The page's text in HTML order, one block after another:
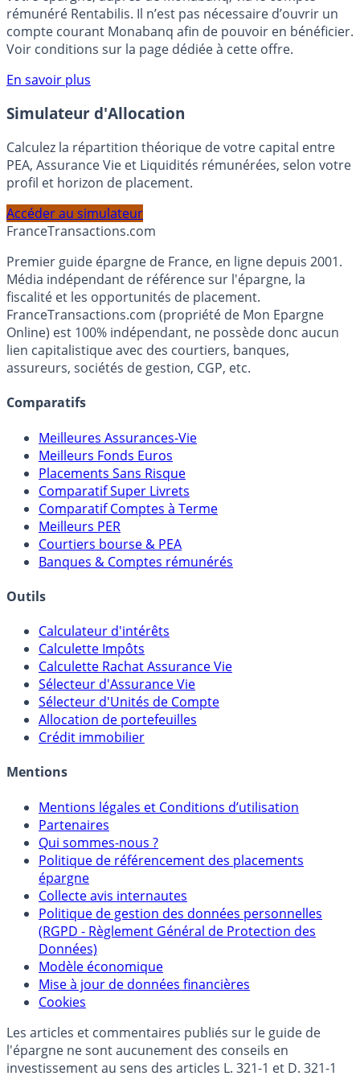
Bénéficiez de cette offre de placement sans risque pour
votre épargne, auprès de Monabanq, via le compte
rémunéré Rentabilis. Il n’est pas nécessaire d’ouvrir un
compte courant Monabanq afin de pouvoir en bénéficier.
Voir conditions sur la page dédiée à cette offre.
En savoir plus
Simulateur d'Allocation
Calculez la répartition théorique de votre capital entre
profil et horizon de placement.
FranceTransactions.com
Premier guide épargne de France, en ligne depuis 2001.
Média indépendant de référence sur l'épargne, la
fiscalité et les opportunités de placement.
FranceTransactions.com (propriété de Mon Epargne
Online) est 100% indépendant, ne possède donc aucun
assureurs, sociétés de gestion, CGP, etc.
Comparatifs
Meilleures Assurances-Vie
Meilleurs Fonds Euros
Placements Sans Risque
Comparatif Super Livrets
Comparatif Comptes à Terme
Meilleurs PER
Courtiers bourse & PEA
Banques & Comptes rémunérés
Outils
Calculateur d'intérêts
Calculette Impôts
Calculette Rachat Assurance Vie
Sélecteur d'Assurance Vie
Sélecteur d'Unités de Compte
Crédit immobilier
Mentions
Mentions légales et Conditions d’utilisation
Partenaires
Qui sommes-nous ?
Politique de référencement des placements
épargne
Collecte avis internautes
Politique de gestion des données personnelles
(RGPD - Règlement Général de Protection des
Données)
Modèle économique
Cookies
Les articles et commentaires publiés sur le guide de